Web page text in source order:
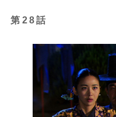
第28話